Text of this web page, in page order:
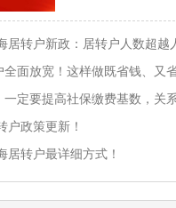
全面放宽！这样做既省钱、又
户政策更新！
居转户最详细方式！